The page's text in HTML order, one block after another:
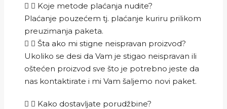
Koje metode plaćanja nudite?
Plaćanje pouzećem tj. plaćanje kuriru prilikom
preuzimanja paketa.
Šta ako mi stigne neispravan proizvod?
Ukoliko se desi da Vam je stigao neispravan ili
oštećen proizvod sve što je potrebno jeste da
nas kontaktirate i mi Vam šaljemo novi paket.
Kako dostavljate porudžbine?